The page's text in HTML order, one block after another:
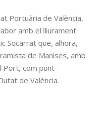
Portuària de València,
amb el lliurament
Socarrat que, alhora,
de Manises, amb
Port, com punt
de València.